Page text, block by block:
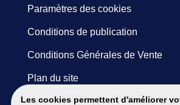
Les cookies permettent d'améliorer
Paramètres des cookies
Conditions de publication
Conditions Générales de Vente
Plan du site